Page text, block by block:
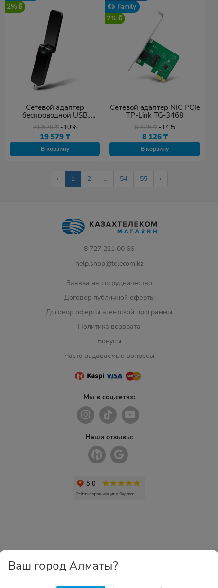
2%
Сетевой адаптер
беспроводной USB
AC1200 Tp-Link Archer
T4U
21 829₸ -10%
19 579 ₸
В корзину
Family
2%
Сетевой адаптер NIC PCIe
TP-Link TG-3468
9 476₸ -14%
8 126 ₸
В корзину
‹ 1 2 ... 54 55 ›
8 727 221 00 66
help.shop@telecom.kz
Заявка на сотрудничество
Договор публичной оферты
Договор оферты агентской программы
Политика возврата
Бонусы
Часто задаваемые вопросы
Мы в соц.сетях:
Наши отзывы:
Ваш город Алматы?